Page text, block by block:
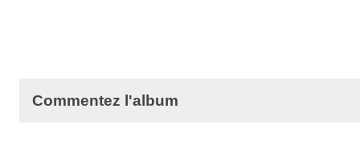
Commentez l'album